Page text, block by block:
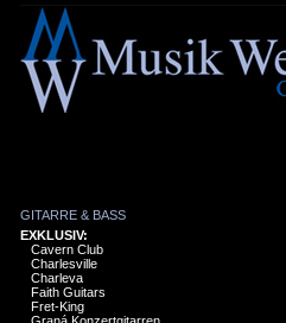
GITARRE & BASS
EXKLUSIV:
Cavern Club
Charlesville
Charleva
Faith Guitars
Fret-King